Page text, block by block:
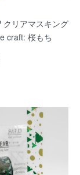
クリアマスキング
craft: 桜もち